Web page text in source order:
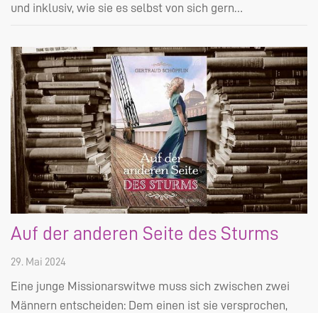
und inklusiv, wie sie es selbst von sich gern…
Auf der anderen Seite des Sturms
29. Mai 2024
Eine junge Missionarswitwe muss sich zwischen zwei
Männern entscheiden: Dem einen ist sie versprochen,